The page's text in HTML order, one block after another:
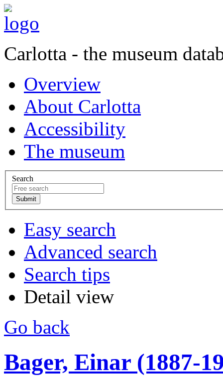
Carlotta - the museum
Overview
About Carlotta
Accessibility
The museum
Search
Easy search
Advanced search
Search tips
Detail view
Go back
Bager, Einar (1887-